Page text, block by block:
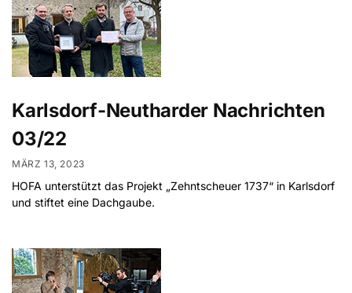
Karlsdorf-Neutharder Nachrichten
03/22
MÄRZ 13, 2023
HOFA unterstützt das Projekt „Zehntscheuer 1737“ in Karlsdorf
und stiftet eine Dachgaube.